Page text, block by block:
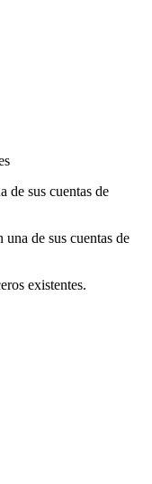
de sus cuentas de
de sus cuentas de
existentes.